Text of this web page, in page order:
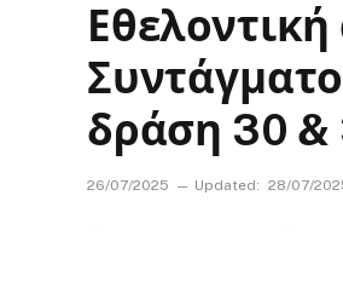
δράση 30 &
26/07/2025 Updated: 28/07/